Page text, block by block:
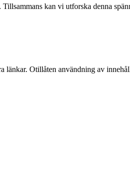
kan vi utforska denna
Otillåten användning av